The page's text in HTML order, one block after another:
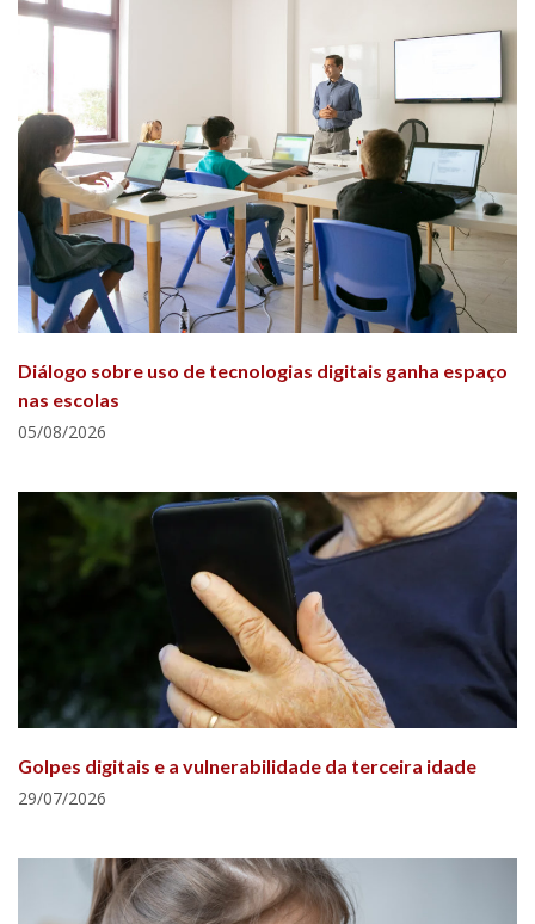
Diálogo sobre uso de tecnologias digitais ganha espaço
nas escolas
05/08/2026
Golpes digitais e a vulnerabilidade da terceira idade
29/07/2026